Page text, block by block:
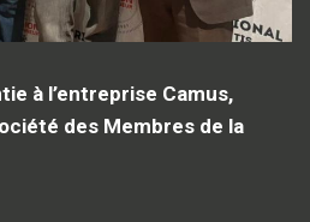
à l’entreprise Camus,
des Membres de la